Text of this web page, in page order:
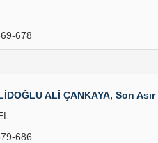
678
ALİ ÇANKAYA, Son
686